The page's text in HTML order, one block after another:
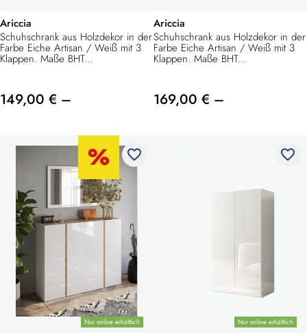
Ariccia
Schuhschrank aus Holzdekor in der
Farbe Eiche Artisan / Weiß mit 3
Klappen. Maße BHT...
149,00 € –
Ariccia
Schuhschrank aus Holzdekor in der
Farbe Eiche Artisan / Weiß mit 3
Klappen. Maße BHT...
169,00 € –
Nur online erhältlich
favorite_border
Nur online erhältlich
favorite_border